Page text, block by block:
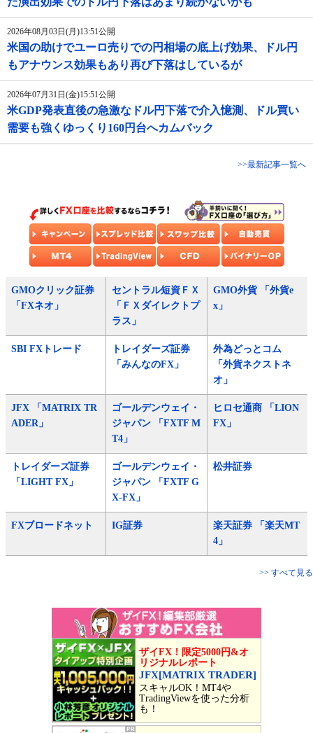
2026年08月03日(月)13:51公開
米国の助けでユーロ売りでの円相場の底上げ効果、ドル円
もアナウンス効果もあり再び下落はしているが
2026年07月31日(金)15:51公開
米GDP発表直後の急激なドル円下落で介入憶測、ドル買い
需要も強くゆっくり160円台へカムバック
>>最新記事一覧へ
GMOクリック証券
「FXネオ」
セントラル短資ＦＸ
「ＦＸダイレクトプ
ラス」
GMO外貨 「外貨e
x」
SBI FXトレード
トレイダーズ証券
「みんなのFX」
外為どっとコム
「外貨ネクストネ
オ」
JFX 「MATRIX TR
ADER」
ゴールデンウェイ・
ジャパン 「FXTF M
T4」
ヒロセ通商 「LION
FX」
トレイダーズ証券
「LIGHT FX」
ゴールデンウェイ・
ジャパン 「FXTF G
X-FX」
松井証券
FXブロードネット IG証券
楽天証券 「楽天MT
4」
>> すべて見る
ザイFX！限定5000円&オ
リジナルレポート
JFX[MATRIX TRADER]
スキャルOK！MT4や
TradingViewを使った分析
も！